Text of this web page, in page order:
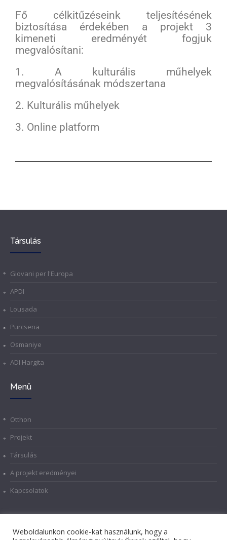
Fő célkitűzéseink teljesítésének
biztosítása érdekében a projekt 3
kimeneti eredményét fogjuk
megvalósítani:
1. A kulturális műhelyek
megvalósításának módszertana
2. Kulturális műhelyek
3. Online platform
Társulás
Giovani per l'Europa
APDI
Lousada
Purcsena
Osmaniye
ADI Hargita
Menü
Otthon
Projekt
Társulás
A projekt eredményei
Kapcsolatok
Weboldalunkon cookie-kat használunk, hogy a